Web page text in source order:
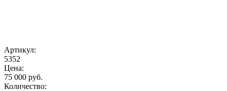
Артикул:
5352
Цена:
75 000 руб.
Количество: